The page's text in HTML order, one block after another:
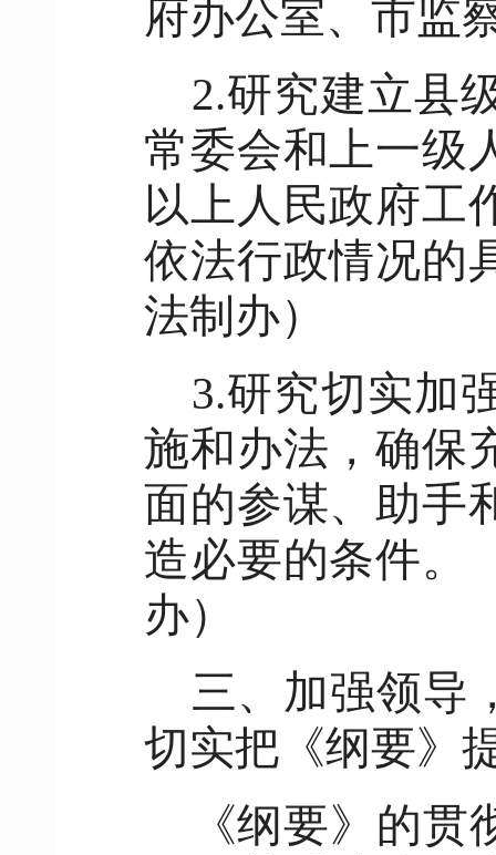
府办公室、市监
2.研究建立县
常委会和上一级
以上人民政府工
依法行政情况的
法制办）
3.研究切实加
施和办法，确保
面的参谋、助手
造必要的条件。
办）
三、加强领导
切实把《纲要》
《纲要》的